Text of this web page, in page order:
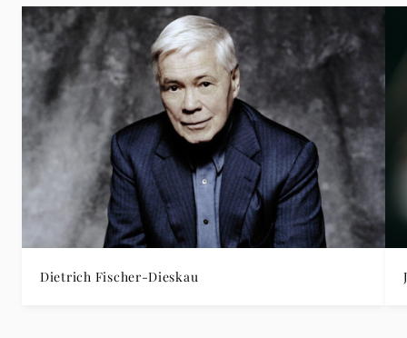
Dietrich Fischer-Dieskau